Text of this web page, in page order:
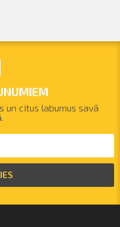
un citus labumus savā